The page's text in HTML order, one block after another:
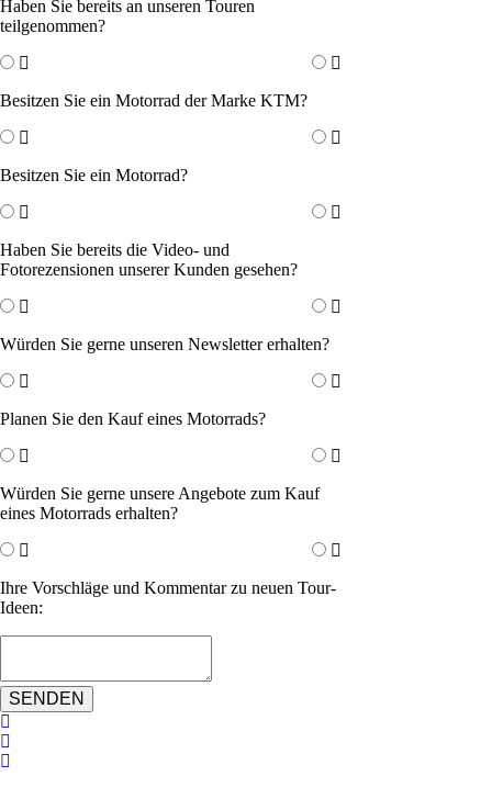
Haben Sie bereits an unseren Touren
teilgenommen?
Besitzen Sie ein Motorrad der Marke KTM?
Besitzen Sie ein Motorrad?
Haben Sie bereits die Video- und
Fotorezensionen unserer Kunden gesehen?
Würden Sie gerne unseren Newsletter erhalten?
Planen Sie den Kauf eines Motorrads?
Würden Sie gerne unsere Angebote zum Kauf
eines Motorrads erhalten?
Ihre Vorschläge und Kommentar zu neuen Tour-
Ideen:
SENDEN